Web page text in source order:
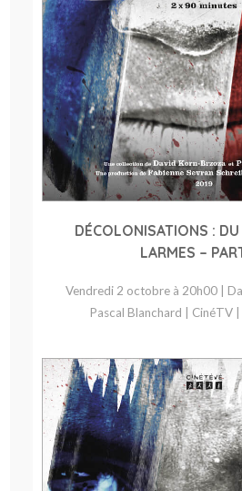
DÉCOLONISATIONS :
LARMES –
Vendredi 2 octobre à 20h00 |
Pascal Blanchard | CinéTV